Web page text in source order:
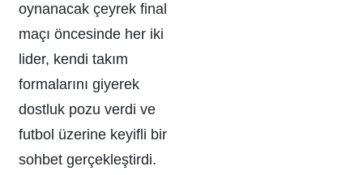
oynanacak çeyrek final
maçı öncesinde her iki
lider, kendi takım
formalarını giyerek
dostluk pozu verdi ve
futbol üzerine keyifli bir
sohbet gerçekleştirdi.